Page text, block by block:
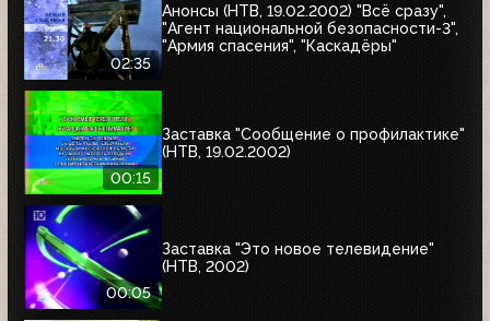
02:35
Анонсы (НТВ, 19.02.2002) "Всё сразу",
"Агент национальной безопасности-3",
"Армия спасения", "Каскадёры"
00:15
Заставка "Сообщение о профилактике"
(НТВ, 19.02.2002)
00:05
Заставка "Это новое телевидение"
(НТВ, 2002)